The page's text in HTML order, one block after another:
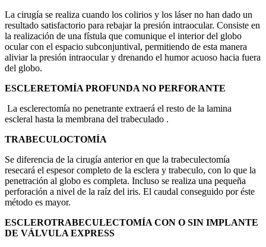
La cirugía se realiza cuando los colirios y los láser no han dado un
resultado satisfactorio para rebajar la presión intraocular. Consiste en
la realización de una fístula que comunique el interior del globo
ocular con el espacio subconjuntival, permitiendo de esta manera
aliviar la presión intraocular y drenando el humor acuoso hacia fuera
del globo.
ESCLERETOMÍA PROFUNDA NO PERFORANTE
La esclerectomía no penetrante extraerá el resto de la lamina
escleral hasta la membrana del trabeculado .
TRABECULOCTOMÍA
Se diferencia de la cirugía anterior en que la trabeculectomía
resecará el espesor completo de la esclera y trabeculo, con lo que la
penetración al globo es completa. Incluso se realiza una pequeña
perforación a nivel de la raíz del iris. El caudal conseguido por éste
método es mayor.
ESCLEROTRABECULECTOMÍA CON O SIN IMPLANTE
DE VÁLVULA EXPRESS